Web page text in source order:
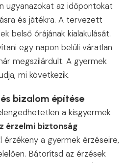
ugyanazokat az időpontokat
és játékra. A tervezett
belső órájának kialakulását.
egy napon belüli váratlan
megszilárdult. A gyermek
mi következik.
bizalom építése
a kisgyermek
érzelmi biztonság
érzékeny a gyermek érzéseire,
Bátorítsd az érzések